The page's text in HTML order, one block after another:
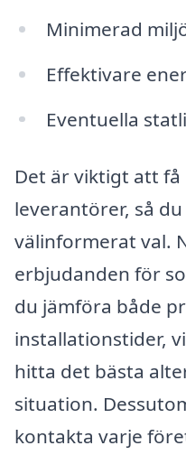
Minimerad
Effektivare
Eventuella
Det är viktigt att
leverantörer, så
välinformerat val.
erbjudanden för
du jämföra både
installationstider,
hitta det bästa
situation.
kontakta varje